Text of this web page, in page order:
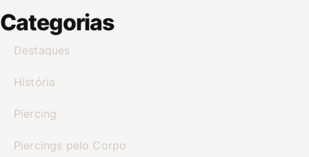
Categorias
Destaques
História
Piercing
Piercings pelo Corpo